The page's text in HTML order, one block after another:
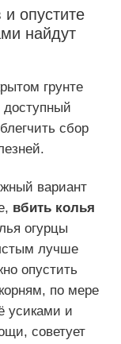
и опустите
найдут
грунте
доступный
сбор
вариант
вбить колья
огурцы
лучше
опустить
по мере
усиками и
советует